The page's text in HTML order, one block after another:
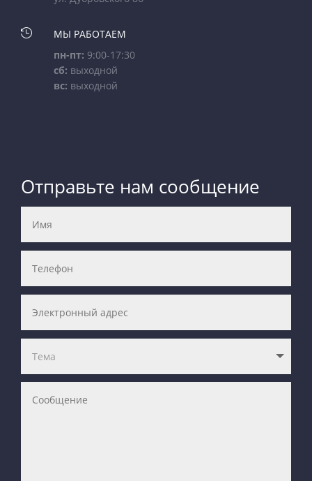

МЫ РАБОТАЕМ
пн-пт: 9:00-17:30
сб: выходной
вс: выходной
Отправьте нам сообщение